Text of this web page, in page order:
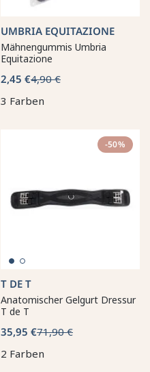
UMBRIA EQUITAZIONE
Mähnengummis Umbria
Equitazione
2,45 €4,90 €
3 Farben
-50%
T DE T
Anatomischer Gelgurt Dressur
T de T
35,95 €71,90 €
2 Farben